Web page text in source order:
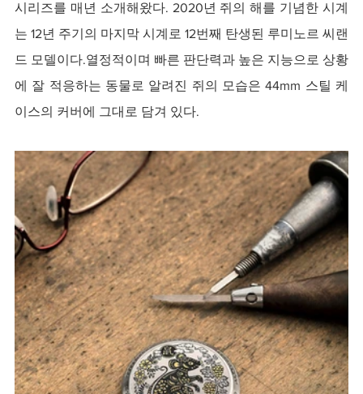
시리즈를 매년 소개해왔다. 2020년 쥐의 해를 기념한 시계
는 12년 주기의 마지막 시계로 12번째 탄생된 루미노르 씨랜
드 모델이다.열정적이며 빠른 판단력과 높은 지능으로 상황
에 잘 적응하는 동물로 알려진 쥐의 모습은 44mm 스틸 케
이스의 커버에 그대로 담겨 있다.